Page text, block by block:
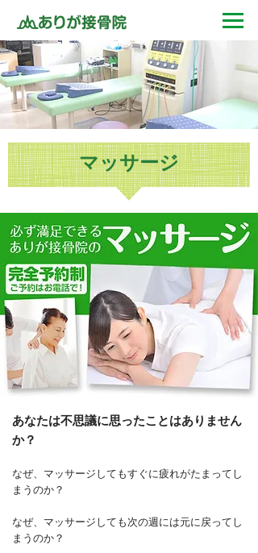
あなたは不思議に思ったことはありません
か？
なぜ、マッサージしてもすぐに疲れがたまってし
まうのか？
なぜ、マッサージしても次の週には元に戻ってし
まうのか？
マッサージ